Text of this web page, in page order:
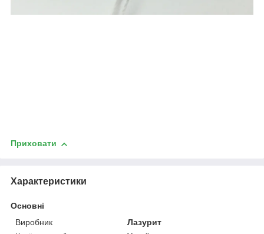
Приховати
Характеристики
Основні
Виробник
Лазурит